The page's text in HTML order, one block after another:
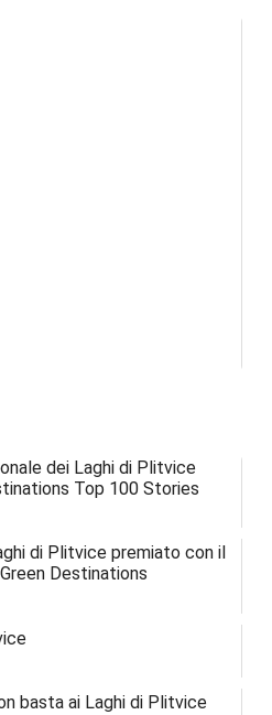
dei Laghi di Plitvice
Top 100 Stories
di Plitvice premiato con il
Destinations
basta ai Laghi di Plitvice